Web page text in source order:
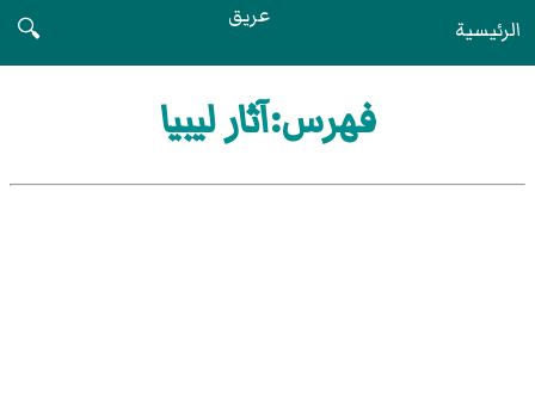
الرئيسية عريق
🔍
فهرس:آثار ليبيا